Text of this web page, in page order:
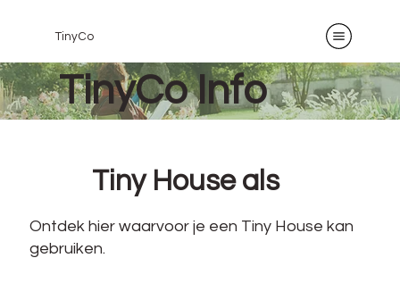
TinyCo
TinyCo Info
Tiny House als
Ontdek hier waarvoor je een Tiny House kan
gebruiken.